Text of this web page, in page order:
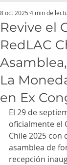
Revive el
RedLAC
La
en Ex
8 oct 2025 4 min de
El 29 de
oficialmente el
Chile 2025 con
asamblea de
recepción